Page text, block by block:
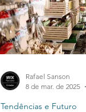
Cidades inteligentes
Rafael Sanson
8 de mar. de 2025
Tendências e Futuro